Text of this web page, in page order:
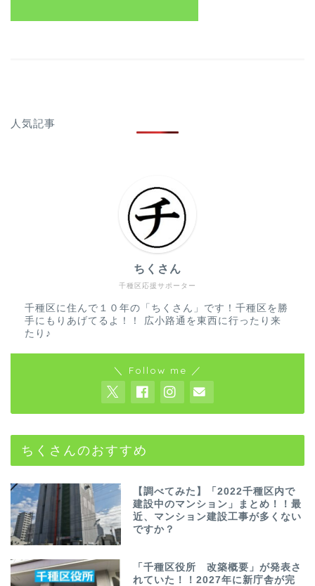
人気記事
千種区応援サポーター
ちくさん
千種区に住んで１０年の「ちくさん」です！千種区を勝
手にもりあげてるよ！！ 広小路通を東西に行ったり来
たり♪
＼ Follow me ／
ちくさんのおすすめ
【調べてみた】「2022千種区内で
建設中のマンション」まとめ！！最
近、マンション建設工事が多くない
ですか？
「千種区役所 改築概要」が発表さ
れていた！！2027年に新庁舎が完